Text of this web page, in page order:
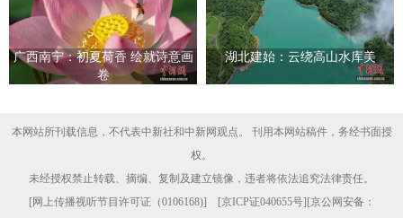
广西南宁：初夏荷香 绘就诗意画
卷
湖北建始：云绕高山水库美
本网站所刊载信息，不代表中新社和中新网观点。 刊用本网站稿件，务经书面授
权。
未经授权禁止转载、摘编、复制及建立镜像，违者将依法追究法律责任。
[网上传播视听节目许可证（0106168)] [京ICP证040655号][京公网安备：